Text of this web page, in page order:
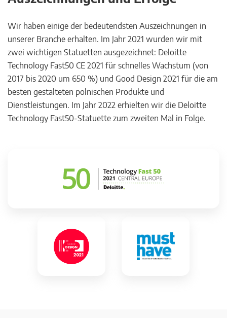
Wir haben einige der bedeutendsten Auszeichnungen in
unserer Branche erhalten. Im Jahr 2021 wurden wir mit
zwei wichtigen Statuetten ausgezeichnet: Deloitte
Technology Fast50 CE 2021 für schnelles Wachstum (von
2017 bis 2020 um 650 %) und Good Design 2021 für die am
besten gestalteten polnischen Produkte und
Dienstleistungen. Im Jahr 2022 erhielten wir die Deloitte
Technology Fast50-Statuette zum zweiten Mal in Folge.